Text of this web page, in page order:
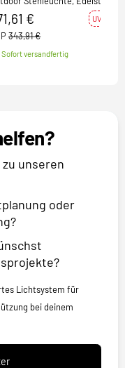
max. 20 W, IP44
€ UVP -21%
343,91 €
Sofort versandfertig
unseren
oder
Lichtsystem für
bei deinem